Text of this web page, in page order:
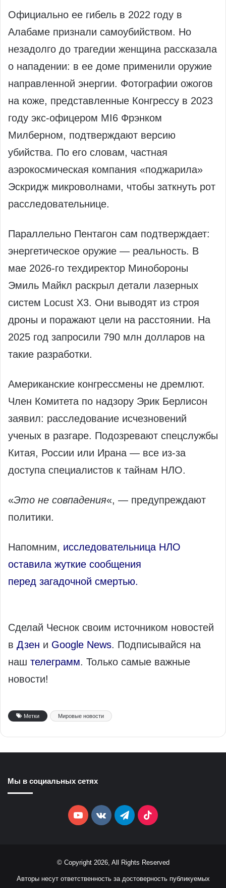
Официально ее гибель в 2022 году в
Алабаме признали самоубийством. Но
незадолго до трагедии женщина рассказала
о нападении: в ее доме применили оружие
направленной энергии. Фотографии ожогов
на коже, представленные Конгрессу в 2023
году экс-офицером MI6 Фрэнком
Милберном, подтверждают версию
убийства. По его словам, частная
аэрокосмическая компания «поджарила»
Эскридж микроволнами, чтобы заткнуть рот
расследовательнице.
Параллельно Пентагон сам подтверждает:
энергетическое оружие — реальность. В
мае 2026-го техдиректор Минобороны
Эмиль Майкл раскрыл детали лазерных
систем Locust X3. Они выводят из строя
дроны и поражают цели на расстоянии. На
2025 год запросили 790 млн долларов на
такие разработки.
Американские конгрессмены не дремлют.
Член Комитета по надзору Эрик Берлисон
заявил: расследование исчезновений
ученых в разгаре. Подозревают спецслужбы
Китая, России или Ирана — все из-за
доступа специалистов к тайнам НЛО.
«Это не совпадения«, — предупреждают
политики.
Напомним, исследовательница НЛО
оставила жуткие сообщения
перед загадочной смертью.
Сделай Чеснок своим источником новостей
в Дзен и Google News. Подписывайся на
наш телеграмм. Только самые важные
новости!
Метки Мировые новости
Мы в социальных сетях
YouTubevk.comTelegramTikTok
© Copyright 2026, All Rights Reserved
Авторы несут ответственность за достоверность публикуемых